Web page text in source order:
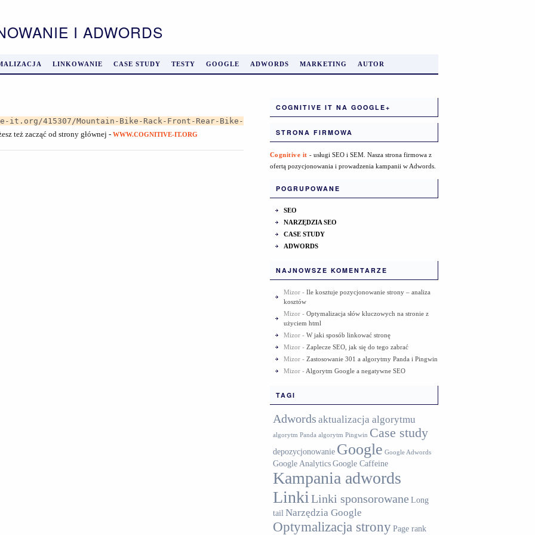
I ADWORDS
LINKOWANIE CASE STUDY TESTY GOOGLE ADWORDS MARKETING AUTOR
it.org/415307/Mountain-Bike-Rack-Front-Rear-Bike-
też zacząć od strony głównej - WWW.COGNITIVE-IT.ORG
COGNITIVE IT NA GOOGLE+
STRONA FIRMOWA
Cognitive it - usługi SEO i SEM. Nasza strona firmowa z
ofertą pozycjonowania i prowadzenia kampanii w Adwords.
POGRUPOWANE
SEO
NARZĘDZIA SEO
CASE STUDY
ADWORDS
NAJNOWSZE KOMENTARZE
Mizor- Ile kosztuje pozycjonowanie strony – analiza
kosztów
Mizor- Optymalizacja słów kluczowych na stronie z
użyciem html
Mizor- W jaki sposób linkować stronę
Mizor- Zaplecze SEO, jak się do tego zabrać
Mizor- Zastosowanie 301 a algorytmy Panda i Pingwin
Mizor- Algorytm Google a negatywne SEO
TAGI
Adwords aktualizacja algorytmu
algorytm Panda algorytm Pingwin Case study
depozycjonowanie Google Google Adwords
Google AnalyticsGoogle Caffeine
Kampania adwords
Linki Linki sponsorowane Long
tail Narzędzia Google
Optymalizacja stronyPage rank